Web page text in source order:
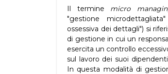
Il termine micro
"gestione
ossessiva dei dettagli") si
di gestione in cui un
esercita un controllo
sul lavoro dei suoi
In questa modalità di